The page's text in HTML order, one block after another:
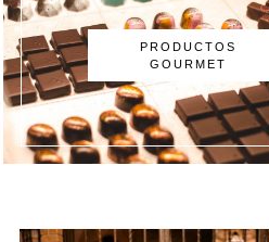
PRODUCTOS
GOURMET